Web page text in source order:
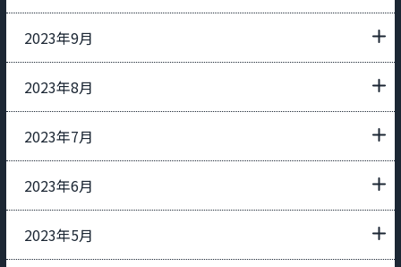
2023年9月
2023年8月
2023年7月
2023年6月
2023年5月